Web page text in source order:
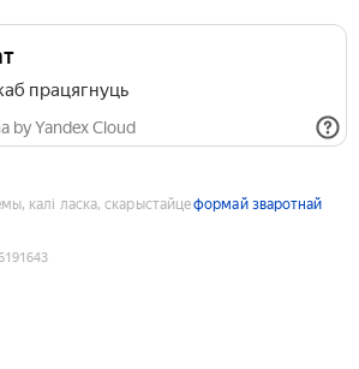
працягнуць
by Yandex Cloud
калі ласка, скарыстайцеформай зваротнай